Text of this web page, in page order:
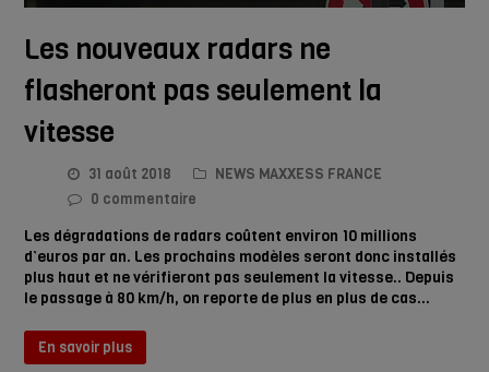
Les nouveaux radars ne
flasheront pas seulement la
vitesse
31 août 2018
NEWS MAXXESS FRANCE
0 commentaire
Les dégradations de radars coûtent environ 10 millions
d’euros par an. Les prochains modèles seront donc installés
plus haut et ne vérifieront pas seulement la vitesse.. Depuis
le passage à 80 km/h, on reporte de plus en plus de cas…
En savoir plus